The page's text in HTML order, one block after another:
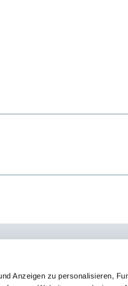
Anzeigen zu personalisieren,
- 4 79 95 0